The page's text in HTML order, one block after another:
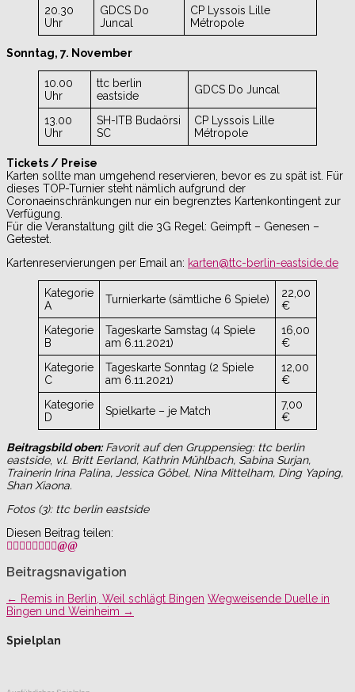
20.30
Uhr
GDCS Do
Juncal
CP Lyssois Lille
Métropole
Sonntag, 7. November
10.00
Uhr
ttc berlin
eastside
GDCS Do Juncal
13.00
Uhr
SH-ITB Budaörsi
SC
CP Lyssois Lille
Métropole
Tickets / Preise
Karten sollte man umgehend reservieren, bevor es zu spät ist. Für
dieses TOP-Turnier steht nämlich aufgrund der
Coronaeinschränkungen nur ein begrenztes Kartenkontingent zur
Verfügung.
Für die Veranstaltung gilt die 3G Regel: Geimpft – Genesen –
Getestet.
Kartenreservierungen per Email an: karten@ttc-berlin-eastside.de
Kategorie
A
Turnierkarte (sämtliche 6 Spiele)
22,00
€
Kategorie
B
Tageskarte Samstag (4 Spiele
am 6.11.2021)
16,00
€
Kategorie
C
Tageskarte Sonntag (2 Spiele
am 6.11.2021)
12,00
€
Kategorie
D
Spielkarte – je Match
7,00
€
Beitragsbild oben:Favorit auf den Gruppensieg: ttc berlin
eastside, v.l. Britt Eerland, Kathrin Mühlbach, Sabina Surjan,
Trainerin Irina Palina, Jessica Göbel, Nina Mittelham, Ding Yaping,
Shan Xiaona.
Fotos (3): ttc berlin eastside
Diesen Beitrag teilen:
Beitragsnavigation
← Remis in Berlin, Weil schlägt Bingen Wegweisende Duelle in
Bingen und Weinheim →
Spielplan